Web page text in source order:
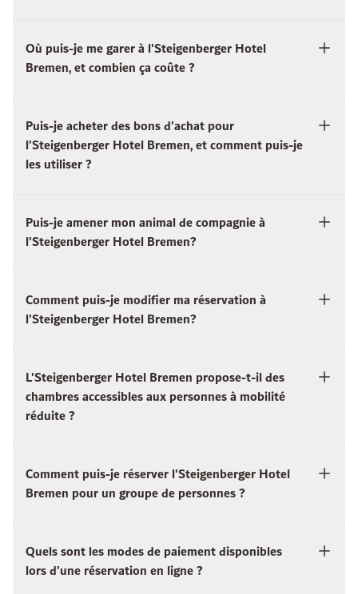
Où puis-je me garer à l'Steigenberger Hotel
Bremen, et combien ça coûte ?
Puis-je acheter des bons d'achat pour
l'Steigenberger Hotel Bremen, et comment puis-je
les utiliser ?
Puis-je amener mon animal de compagnie à
l'Steigenberger Hotel Bremen?
Comment puis-je modifier ma réservation à
l'Steigenberger Hotel Bremen?
L'Steigenberger Hotel Bremen propose-t-il des
chambres accessibles aux personnes à mobilité
réduite ?
Comment puis-je réserver l'Steigenberger Hotel
Bremen pour un groupe de personnes ?
Quels sont les modes de paiement disponibles
lors d'une réservation en ligne ?